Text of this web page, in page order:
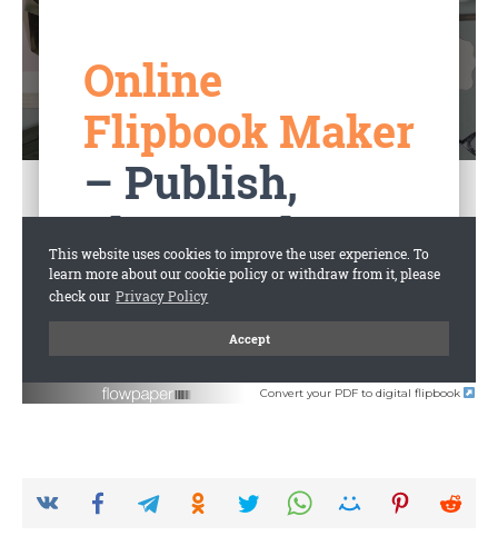
Convert your PDF to digital flipbook